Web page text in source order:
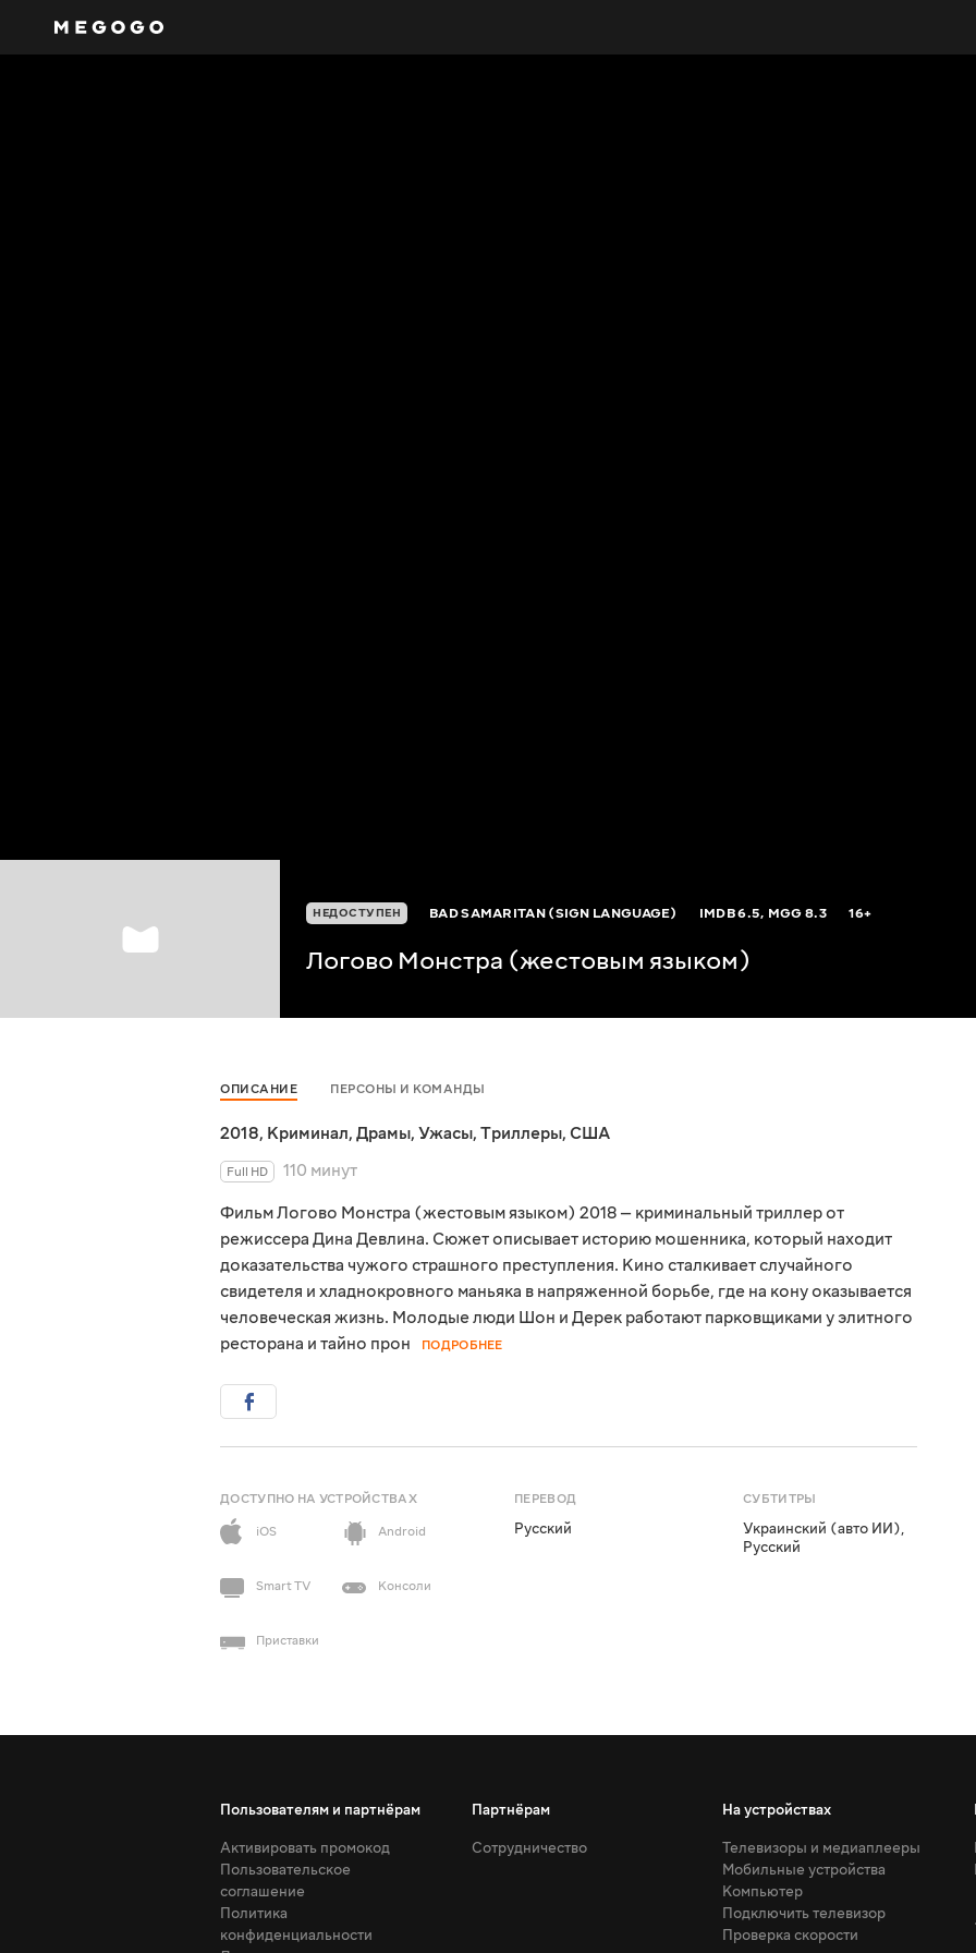
НЕДОСТУПЕН BAD SAMARITAN (SIGN LANGUAGE) IMDB6.5, MGG8.3 16+
Логово Монстра (жестовым языком)
ОПИСАНИЕ ПЕРСОНЫ И КОМАНДЫ
2018, Криминал, Драмы, Ужасы, Триллеры, США
Full HD
110 минут
Фильм Логово Монстра (жестовым языком) 2018 — криминальный триллер от
режиссера Дина Девлина. Сюжет описывает историю мошенника, который находит
доказательства чужого страшного преступления. Кино сталкивает случайного
свидетеля и хладнокровного маньяка в напряженной борьбе, где на кону оказывается
человеческая жизнь. Молодые люди Шон и Дерек работают парковщиками у элитного
ресторана и тайно прон
ПОДРОБНЕЕ
ДОСТУПНО НА УСТРОЙСТВАХ
iOS
Android
Smart TV Консоли
Приставки
ПЕРЕВОД
Русский
СУБТИТРЫ
Украинский (авто ИИ),
Русский
Пользователям и партнёрам
Активировать промокод
Пользовательское
соглашение
Политика
конфиденциальности
Партнёрам
Сотрудничество
На устройствах
Телевизоры и медиаплееры
Мобильные устройства
Компьютер
Подключить телевизор
Проверка скорости